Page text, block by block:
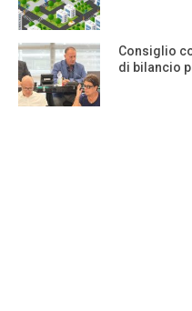
Consiglio
di bilancio